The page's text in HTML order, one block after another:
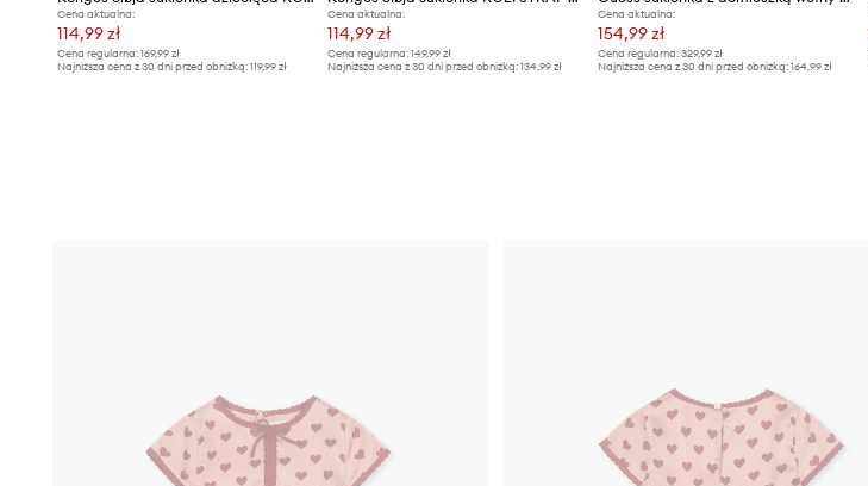
Cena aktualna:
114,99 zł
Cena regularna: 169,99 zł
Najniższa cena z 30 dni przed obniżką: 119,99 zł
Cena aktualna:
114,99 zł
Cena regularna:149,99 zł
Najniższa cena z 30 dni przed obniżką:134,99 zł
Cena aktualna:
154,99 zł
Cena regularna: 329,99 zł
Najniższa cena z 30 dni przed obniżką: 164,99 zł